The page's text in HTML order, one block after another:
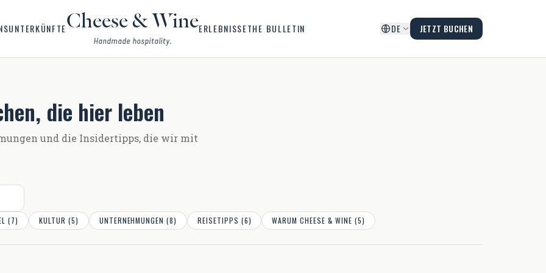
UNTERKÜNFTECheese & Wine
Handmade hospitality.
ERLEBNISSETHE BULLETIN DE JETZT BUCHEN
die hier leben
und die Insidertipps, die wir mit
(7) KULTUR (5) UNTERNEHMUNGEN (8) REISETIPPS (6) WARUM CHEESE & WINE (5)
Wein- & Käse-
& Käse-Harmonie – ganz
wie Sie in unseren Suiten, in Lapa
Verkostung zaubern – mit den